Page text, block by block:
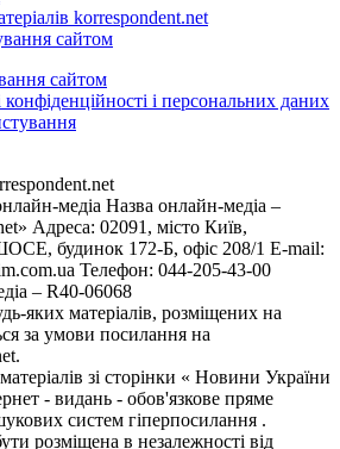
korrespondent.net
сайтом
сайтом
і персональних даних
медіа Назва онлайн-медіа –
Адреса: 02091, місто Київ,
будинок 172-Б, офіс 208/1 E-mail:
Телефон: 044-205-43-00
– R40-06068
яких матеріалів, розміщених на
за умови посилання на
зі сторінки « Новини України
- видань - обов'язкове пряме
систем гіперпосилання .
розміщена в незалежності від